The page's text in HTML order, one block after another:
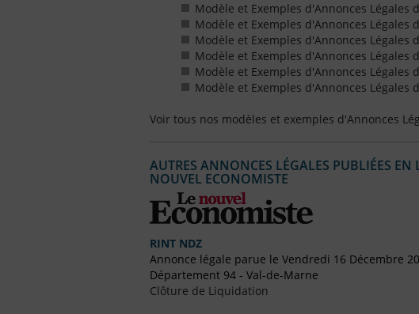
Modèle et Exemples d'Annonces Légales
Modèle et Exemples d'Annonces Légales
Modèle et Exemples d'Annonces
Modèle et Exemples d'Annonces Légales
Modèle et Exemples d'Annonces Légales
Modèle et Exemples d'Annonces Légales
Voir tous nos modèles et exemples d'Annonces
AUTRES ANNONCES LÉGALES PUBLIÉES
NOUVEL ECONOMISTE
RINT NDZ
Annonce légale parue le Vendredi 16 Décembre
Département 94 - Val-de-Marne
Clôture de Liquidation